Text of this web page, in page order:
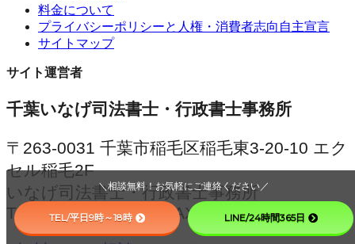
料金について
プライバシーポリシーと人権・消費者志向自主宣言
サイトマップ
サイト運営者
千葉いなげ司法書士・行政書士事務所
〒263-0031 千葉市稲毛区稲毛東3-20-10 エク
セル稲毛2F
いなげ司法書士・行政書士事務所
TEL 043-203-8336 FAX 043-203-8337
＼相談無料！お気軽にご連絡ください／
TEL/平日9時～18時 LINE/24時間365日